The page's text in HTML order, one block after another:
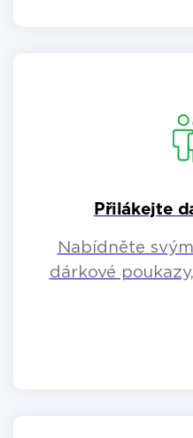
Přilákejte
Nabídněte
dárkové